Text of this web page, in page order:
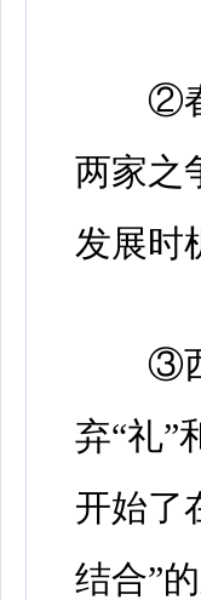
②春
两家之
发展时
③西
弃“礼”
开始了
结合”